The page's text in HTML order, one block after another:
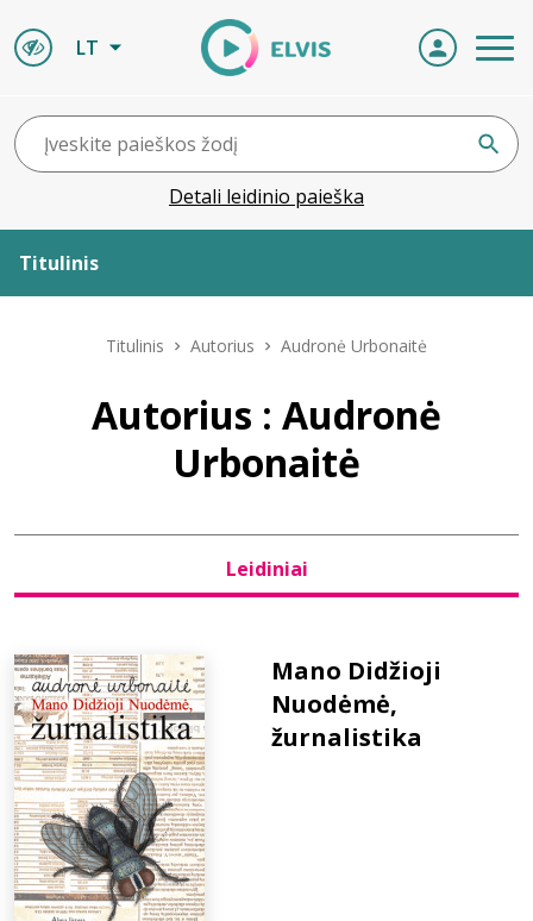
LT
Detali leidinio paieška
Titulinis
Leidiniai
Naujienos
Bibliotekoms
D.U.K.
+370 667 80 541
Titulinis Autorius Audronė Urbonaitė
Autorius : Audronė
Urbonaitė
Leidiniai
Mano Didžioji
Nuodėmė,
žurnalistika